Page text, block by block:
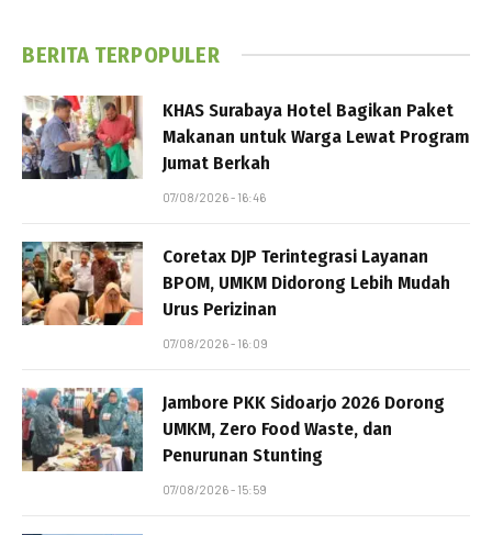
BERITA TERPOPULER
KHAS Surabaya Hotel Bagikan Paket
Makanan untuk Warga Lewat Program
Jumat Berkah
07/08/2026 - 16:46
Coretax DJP Terintegrasi Layanan
BPOM, UMKM Didorong Lebih Mudah
Urus Perizinan
07/08/2026 - 16:09
Jambore PKK Sidoarjo 2026 Dorong
UMKM, Zero Food Waste, dan
Penurunan Stunting
07/08/2026 - 15:59